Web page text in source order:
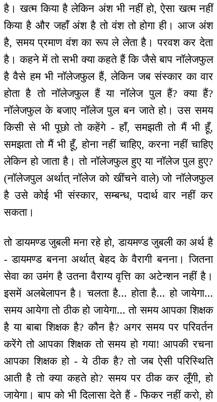
है। खत्म किया है लेकिन अंश भी नहीं हो, ऐसा खत्म नहीं
किया है और जहाँ अंश है तो वंश तो होगा ही। आज अंश
है, समय प्रमाण वंश का रूप ले लेता है। परवश कर देता
है। कहने में तो सभी क्या कहते हैं कि जैसे बाप नॉलेजफुल
है वैसे हम भी नॉलेजफुल हैं, लेकिन जब संस्कार का वार
होता है तो नॉलेजफुल हैं या नॉलेज पुल हैं? क्या हैं?
नॉलेजफुल के बजाए नॉलेज पुल बन जाते हो। उस समय
किसी से भी पूछो तो कहेंगे - हाँ, समझती तो मैं भी हूँ,
समझता तो मैं भी हूँ, होना नहीं चाहिए, करना नहीं चाहिए
लेकिन हो जाता है। तो नॉलेजफुल हुए या नॉलेज पुल हुए?
(नॉलेजपुल अर्थात् नॉलेज को खींचने वाले) जो नॉलेजफुल
है उसे कोई भी संस्कार, सम्बन्ध, पदार्थ वार नहीं कर
सकता।
तो डायमण्ड जुबली मना रहे हो, डायमण्ड जुबली का अर्थ है
- डायमण्ड बनना अर्थात् बेहद के वैरागी बनना। जितना
सेवा का उमंग है उतना वैराग्य वृत्ति का अटेन्शन नहीं है।
इसमें अलबेलापन है। चलता है... होता है... हो जायेगा...
समय आयेगा तो ठीक हो जायेगा... तो समय आपका शिक्षक
है या बाबा शिक्षक है? कौन है? अगर समय पर परिवर्तन
करेंगे तो आपका शिक्षक तो समय हो गया! आपकी रचना
आपका शिक्षक हो - ये ठीक है? तो जब ऐसी परिस्थिति
आती है तो क्या कहते हो? समय पर ठीक कर लूँगी, हो
जायेगा। बाप को भी दिलासा देते हैं - फिकर नहीं करो, हो